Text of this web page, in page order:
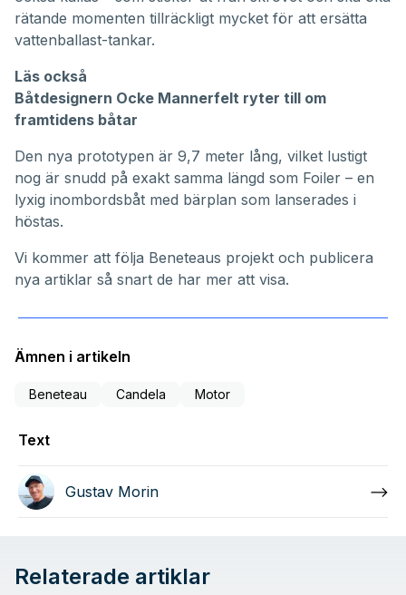
rätande momenten tillräckligt mycket för att ersätta
vattenballast-tankar.
Läs också
Båtdesignern Ocke Mannerfelt ryter till om
framtidens båtar
Den nya prototypen är 9,7 meter lång, vilket lustigt
nog är snudd på exakt samma längd som Foiler – en
lyxig inombordsbåt med bärplan som lanserades i
höstas.
Vi kommer att följa Beneteaus projekt och publicera
nya artiklar så snart de har mer att visa.
Ämnen i artikeln
Beneteau Candela Motor
Text
Gustav Morin
Relaterade artiklar